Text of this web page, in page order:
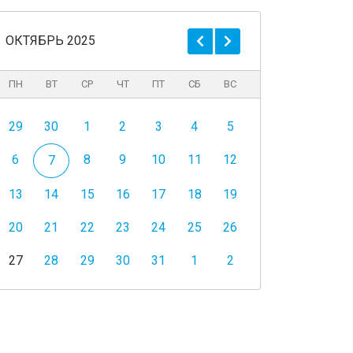
ОКТЯБРЬ 2025
ПН ВТ СР ЧТ ПТ СБ ВС
29 30 1 2 3 4 5
6 7 8 9 10 11 12
13 14 15 16 17 18 19
20 21 22 23 24 25 26
27 28 29 30 31 1 2